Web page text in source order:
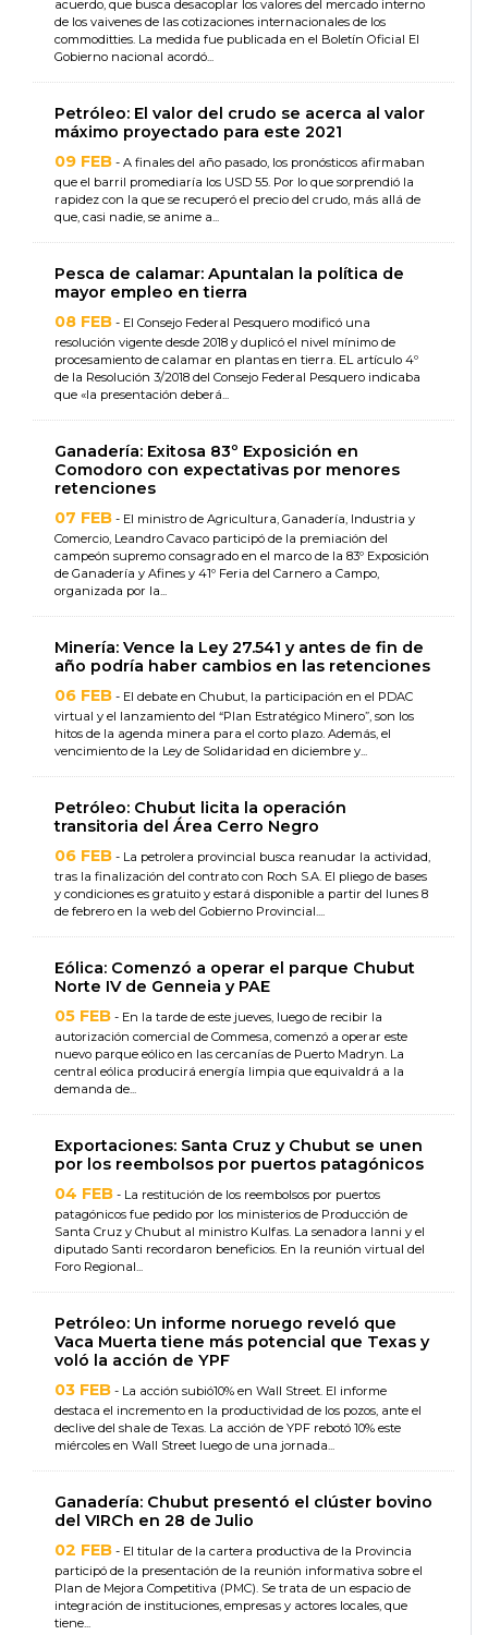
acuerdo, que busca desacoplar los valores del mercado interno
de los vaivenes de las cotizaciones internacionales de los
commoditties. La medida fue publicada en el Boletín Oficial El
Gobierno nacional acordó...
Petróleo: El valor del crudo se acerca al valor
máximo proyectado para este 2021
09 FEB - A finales del año pasado, los pronósticos afirmaban
que el barril promediaría los USD 55. Por lo que sorprendió la
rapidez con la que se recuperó el precio del crudo, más allá de
que, casi nadie, se anime a...
Pesca de calamar: Apuntalan la política de
mayor empleo en tierra
08 FEB - El Consejo Federal Pesquero modificó una
resolución vigente desde 2018 y duplicó el nivel mínimo de
procesamiento de calamar en plantas en tierra. EL artículo 4º
de la Resolución 3/2018 del Consejo Federal Pesquero indicaba
que «la presentación deberá...
Ganadería: Exitosa 83º Exposición en
Comodoro con expectativas por menores
retenciones
07 FEB - El ministro de Agricultura, Ganadería, Industria y
Comercio, Leandro Cavaco participó de la premiación del
campeón supremo consagrado en el marco de la 83º Exposición
de Ganadería y Afines y 41º Feria del Carnero a Campo,
organizada por la...
Minería: Vence la Ley 27.541 y antes de fin de
año podría haber cambios en las retenciones
06 FEB - El debate en Chubut, la participación en el PDAC
virtual y el lanzamiento del “Plan Estratégico Minero”, son los
hitos de la agenda minera para el corto plazo. Además, el
vencimiento de la Ley de Solidaridad en diciembre y...
Petróleo: Chubut licita la operación
transitoria del Área Cerro Negro
06 FEB - La petrolera provincial busca reanudar la actividad,
tras la finalización del contrato con Roch S.A. El pliego de bases
y condiciones es gratuito y estará disponible a partir del lunes 8
de febrero en la web del Gobierno Provincial....
Eólica: Comenzó a operar el parque Chubut
Norte IV de Genneia y PAE
05 FEB - En la tarde de este jueves, luego de recibir la
autorización comercial de Commesa, comenzó a operar este
nuevo parque eólico en las cercanías de Puerto Madryn. La
central eólica producirá energía limpia que equivaldrá a la
demanda de...
Exportaciones: Santa Cruz y Chubut se unen
por los reembolsos por puertos patagónicos
04 FEB - La restitución de los reembolsos por puertos
patagónicos fue pedido por los ministerios de Producción de
Santa Cruz y Chubut al ministro Kulfas. La senadora Ianni y el
diputado Santi recordaron beneficios. En la reunión virtual del
Foro Regional...
Petróleo: Un informe noruego reveló que
Vaca Muerta tiene más potencial que Texas y
voló la acción de YPF
03 FEB - La acción subió10% en Wall Street. El informe
destaca el incremento en la productividad de los pozos, ante el
declive del shale de Texas. La acción de YPF rebotó 10% este
miércoles en Wall Street luego de una jornada...
Ganadería: Chubut presentó el clúster bovino
del VIRCh en 28 de Julio
02 FEB - El titular de la cartera productiva de la Provincia
participó de la presentación de la reunión informativa sobre el
Plan de Mejora Competitiva (PMC). Se trata de un espacio de
integración de instituciones, empresas y actores locales, que
tiene...